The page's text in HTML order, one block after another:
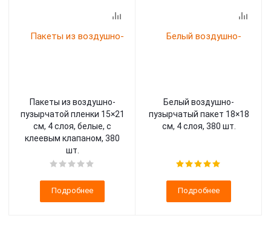
Пакеты из воздушно-
пузырчатой пленки 15×21
см, 4 слоя, белые, с
клеевым клапаном, 380
шт.
Подробнее
Белый воздушно-
пузырчатый пакет 18×18
см, 4 слоя, 380 шт.
Подробнее